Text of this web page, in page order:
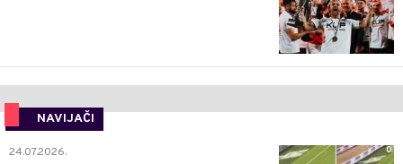
NAVIJAČI
0
24.07.2026.